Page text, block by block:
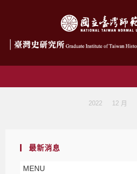
2022 12 月
最新消息
MENU